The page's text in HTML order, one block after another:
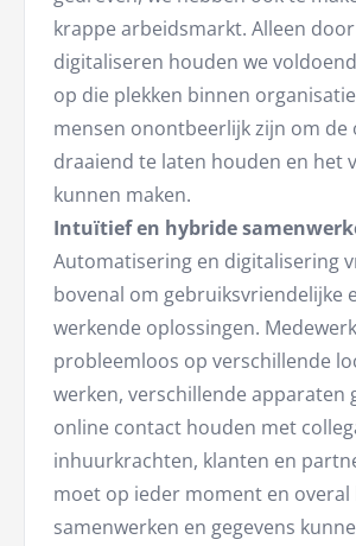
krappe arbeidsmarkt. Alleen
digitaliseren houden we
op die plekken binnen
mensen onontbeerlijk zijn om de
draaiend te laten houden en het
kunnen maken.
Intuïtief en hybride
Automatisering en digitalisering
bovenal om gebruiksvriendelijke
werkende oplossingen.
probleemloos op verschillende
werken, verschillende apparaten
online contact houden met
inhuurkrachten, klanten en
moet op ieder moment en overal
samenwerken en gegevens